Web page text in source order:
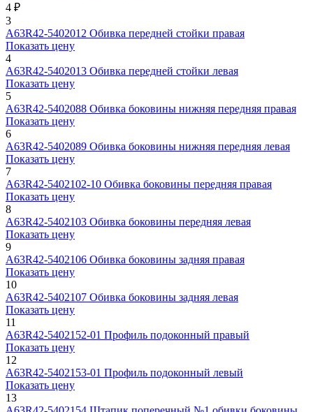
4 ₽
3
А63R42-5402012 Обивка передней стойки правая
Показать цену
4
А63R42-5402013 Обивка передней стойки левая
Показать цену
5
А63R42-5402088 Обивка боковины нижняя передняя правая
Показать цену
6
А63R42-5402089 Обивка боковины нижняя передняя левая
Показать цену
7
А63R42-5402102-10 Обивка боковины передняя правая
Показать цену
8
А63R42-5402103 Обивка боковины передняя левая
Показать цену
9
А63R42-5402106 Обивка боковины задняя правая
Показать цену
10
А63R42-5402107 Обивка боковины задняя левая
Показать цену
11
А63R42-5402152-01 Профиль подоконный правый
Показать цену
12
А63R42-5402153-01 Профиль подоконный левый
Показать цену
13